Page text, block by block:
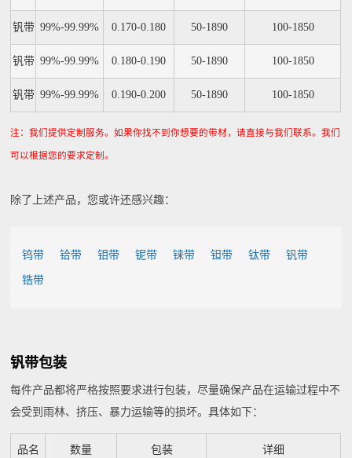
钒带 99%-99.99% 0.170-0.180 50-1890 100-1850
钒带 99%-99.99% 0.180-0.190 50-1890 100-1850
钒带 99%-99.99% 0.190-0.200 50-1890 100-1850
注：我们提供定制服务。如果你找不到你想要的带材，请直接与我们联系。我们
可以根据您的要求定制。
除了上述产品，您或许还感兴趣：
钨带 铪带 钼带 铌带 铼带 钽带 钛带 钒带
锆带
钒带包装
每件产品都将严格按照要求进行包装，尽量确保产品在运输过程中不
会受到雨林、挤压、暴力运输等的损坏。具体如下：
品名 数量 包装 详细